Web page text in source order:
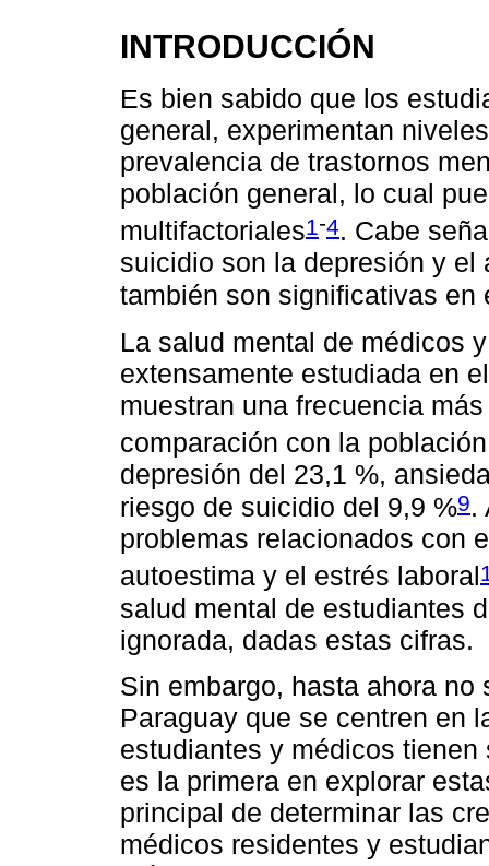
INTRODUCCIÓN
Es bien sabido que los
general, experimentan
prevalencia de trastornos
población general, lo cual
multifactoriales1-4. Cabe
suicidio son la depresión y
también son significativas en
La salud mental de médicos
extensamente estudiada en
muestran una frecuencia
comparación con la
depresión del 23,1 %,
riesgo de suicidio del 9,9 %9.
problemas relacionados con
autoestima y el estrés laboral
salud mental de estudiantes
ignorada, dadas estas cifras.
Sin embargo, hasta ahora
Paraguay que se centren en
estudiantes y médicos
es la primera en explorar
principal de determinar las
médicos residentes y